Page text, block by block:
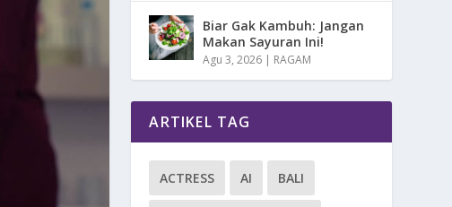
Biar Gak Kambuh: Jangan
Makan Sayuran Ini!
Agu 3, 2026 | RAGAM
ARTIKEL TAG
ACTRESS AI BALI